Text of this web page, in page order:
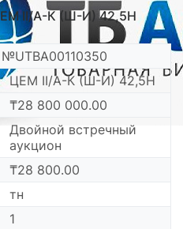
II/А-К (Ш-И) 42,5Н
ЦЕМ II/А-К (Ш-И) 42,5Н
₸28 800 000.00
Двойной встречный
аукцион
₸28 800.00
тн
1